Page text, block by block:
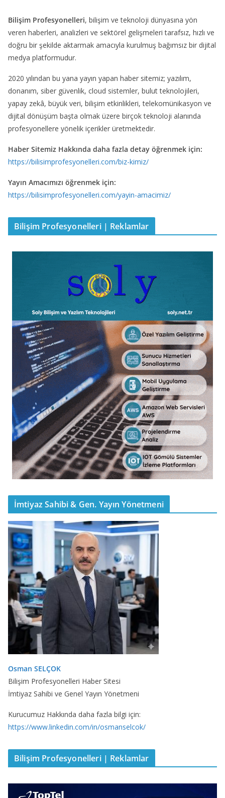
Bilişim Profesyonelleri, bilişim ve teknoloji dünyasına yön
veren haberleri, analizleri ve sektörel gelişmeleri tarafsız, hızlı ve
doğru bir şekilde aktarmak amacıyla kurulmuş bağımsız bir dijital
medya platformudur.
2020 yılından bu yana yayın yapan haber sitemiz; yazılım,
donanım, siber güvenlik, cloud sistemler, bulut teknolojileri,
yapay zekâ, büyük veri, bilişim etkinlikleri, telekomünikasyon ve
dijital dönüşüm başta olmak üzere birçok teknoloji alanında
profesyonellere yönelik içerikler üretmektedir.
Haber Sitemiz Hakkında daha fazla detay öğrenmek için:
https://bilisimprofesyonelleri.com/biz-kimiz/
Yayın Amacımızı öğrenmek için:
https://bilisimprofesyonelleri.com/yayin-amacimiz/
Bilişim Profesyonelleri | Reklamlar
İmtiyaz Sahibi & Gen. Yayın Yönetmeni
Osman SELÇOK
Bilişim Profesyonelleri Haber Sitesi
İmtiyaz Sahibi ve Genel Yayın Yönetmeni
Kurucumuz Hakkında daha fazla bilgi için:
https://www.linkedin.com/in/osmanselcok/
Bilişim Profesyonelleri | Reklamlar